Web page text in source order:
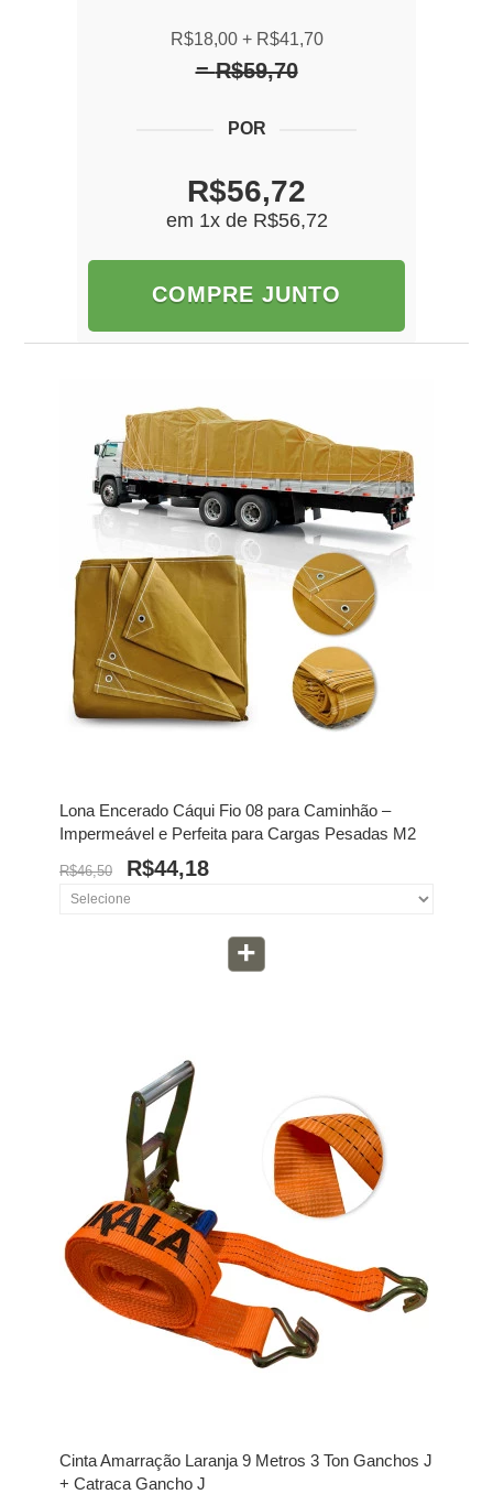
R$18,00 R$41,70
R$59,70
R$56,72
em 1x de R$56,72
COMPRE JUNTO
Lona Encerado Cáqui Fio 08 para Caminhão –
Impermeável e Perfeita para Cargas Pesadas M2
R$46,50 R$44,18
+
Cinta Amarração Laranja 9 Metros 3 Ton Ganchos J
+ Catraca Gancho J